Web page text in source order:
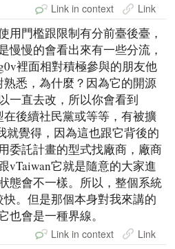
Link in context Link
用門檻跟限制有分前臺後臺，
慢慢的會看出來有一些分流，
裡面相對積極參與的朋友他
熟悉，為什麼？因為它的開源
一直去改，所以你會看到
在後續社民黨或等等，有被擴
就覺得，因為這也跟它背後的
委託計畫的型式找廠商，廠商
vTaiwan它就是隨意的大家進
態會不一樣。所以，整個系統
快。但是那個本身對我來講的
也會是一種界線。
Link in context Link